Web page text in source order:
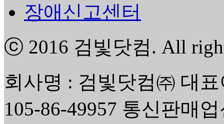
장애신고센터
ⓒ 2016 검빛닷컴. All
회사명 : 검빛닷컴㈜ 대
105-86-49957 통신판매